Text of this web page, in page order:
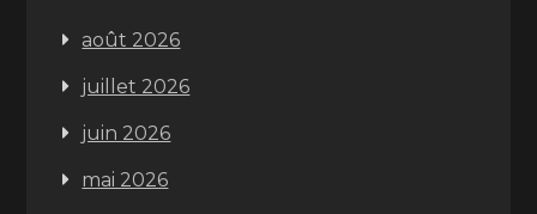
août 2026
juillet 2026
juin 2026
mai 2026